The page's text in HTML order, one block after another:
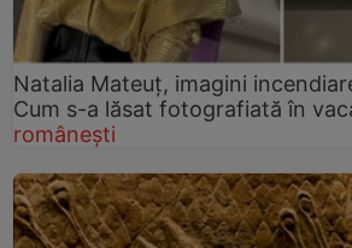
Natalia Mateuț, imagini
Cum s-a lăsat fotografiată în
românești